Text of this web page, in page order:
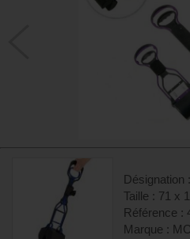
Désignation
Taille : 71 x
Référence :
Marque :